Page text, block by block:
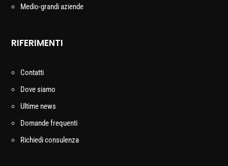
Medio-grandi aziende
RIFERIMENTI
Contatti
Dove siamo
Ultime news
Domande frequenti
Richiedi consulenza